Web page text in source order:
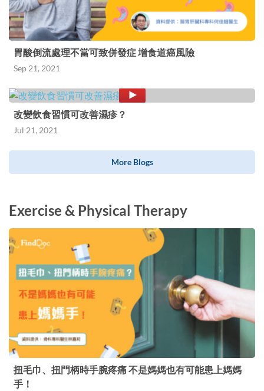
胃酸倒流處理不當可致併發症 增食道癌風險
Sep 21, 2021
改變飲食習慣可改善濕疹？
Jul 21, 2021
More Blogs
Exercise & Physical Therapy
扭毛巾、扭門柄時手腕疼痛 不是媽媽也有可能患上媽媽
手！